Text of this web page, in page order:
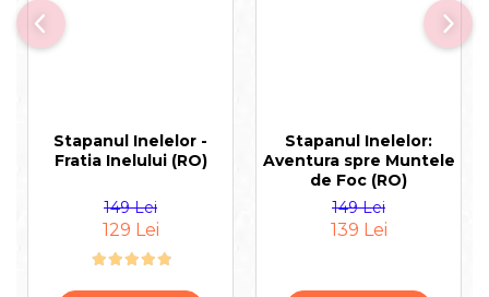
Stapanul Inelelor -
Fratia Inelului (RO)
149 Lei
129 Lei
Stapanul Inelelor:
Aventura spre Muntele
de Foc (RO)
149 Lei
139 Lei